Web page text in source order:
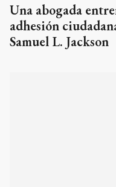
Una abogada
adhesión
Samuel L. Jackson